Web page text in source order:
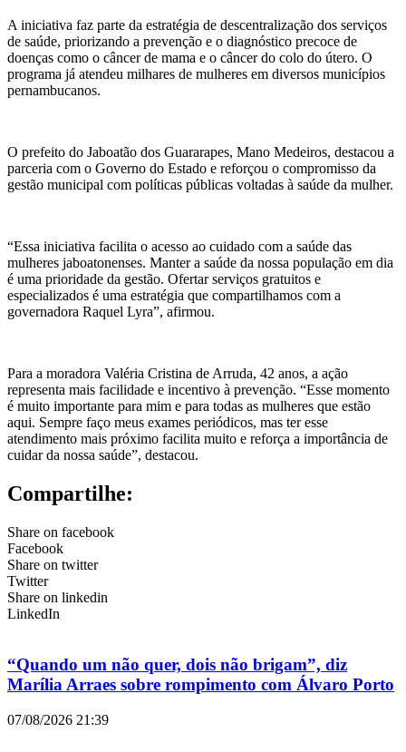
A iniciativa faz parte da estratégia de descentralização dos serviços
de saúde, priorizando a prevenção e o diagnóstico precoce de
doenças como o câncer de mama e o câncer do colo do útero. O
programa já atendeu milhares de mulheres em diversos municípios
pernambucanos.
O prefeito do Jaboatão dos Guararapes, Mano Medeiros, destacou a
parceria com o Governo do Estado e reforçou o compromisso da
gestão municipal com políticas públicas voltadas à saúde da mulher.
“Essa iniciativa facilita o acesso ao cuidado com a saúde das
mulheres jaboatonenses. Manter a saúde da nossa população em dia
é uma prioridade da gestão. Ofertar serviços gratuitos e
especializados é uma estratégia que compartilhamos com a
governadora Raquel Lyra”, afirmou.
Para a moradora Valéria Cristina de Arruda, 42 anos, a ação
representa mais facilidade e incentivo à prevenção. “Esse momento
é muito importante para mim e para todas as mulheres que estão
aqui. Sempre faço meus exames periódicos, mas ter esse
atendimento mais próximo facilita muito e reforça a importância de
cuidar da nossa saúde”, destacou.
Compartilhe:
Share on facebook
Facebook
Share on twitter
Twitter
Share on linkedin
LinkedIn
“Quando um não quer, dois não brigam”, diz
Marília Arraes sobre rompimento com Álvaro Porto
07/08/2026 21:39